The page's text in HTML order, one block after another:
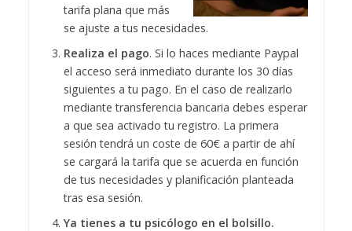
tarifa plana que más
se ajuste a tus necesidades.
Realiza el pago. Si lo haces mediante Paypal
el acceso será inmediato durante los 30 días
siguientes a tu pago. En el caso de realizarlo
mediante transferencia bancaria debes esperar
a que sea activado tu registro. La primera
sesión tendrá un coste de 60€ a partir de ahí
se cargará la tarifa que se acuerda en función
de tus necesidades y planificación planteada
tras esa sesión.
Ya tienes a tu psicólogo en el bolsillo.